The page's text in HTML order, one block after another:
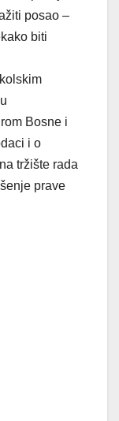
posao –
biti
Bosne i
i o
tržište rada
prave